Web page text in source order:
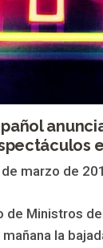
marzo de
de Ministros
la